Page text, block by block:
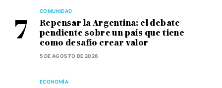
COMUNIDAD
Repensar la Argentina: el debate
pendiente sobre un país que tiene
como desafío crear valor
5 DE AGOSTO DE 2026
ECONOMÍA